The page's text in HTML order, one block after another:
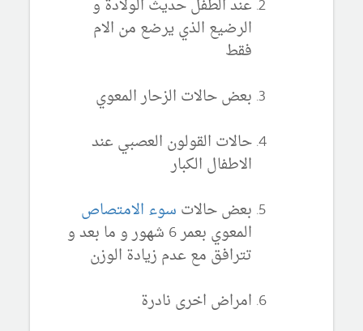
عند الطفل حديث الولادة و
الرضيع الذي يرضع من الام
فقط
بعض حالات الزحار المعوي
حالات القولون العصبي عند
الاطفال الكبار
بعض حالات سوء الامتصاص
المعوي بعمر 6 شهور و ما بعد و
تترافق مع عدم زيادة الوزن
امراض اخرى نادرة